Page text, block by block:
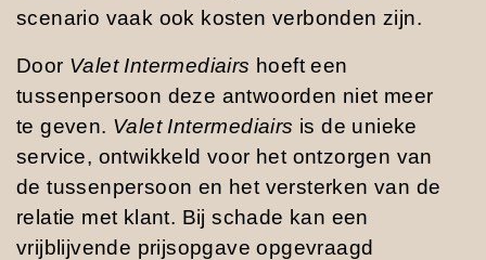
scenario vaak ook kosten verbonden zijn.
Door Valet Intermediairs hoeft een
tussenpersoon deze antwoorden niet meer
te geven. Valet Intermediairs is de unieke
service, ontwikkeld voor het ontzorgen van
de tussenpersoon en het versterken van de
relatie met klant. Bij schade kan een
vrijblijvende prijsopgave opgevraagd